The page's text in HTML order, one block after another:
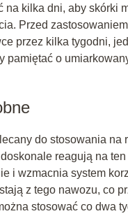
kilka dni, aby skórki
Przed
przez kilka tygodni,
pamiętać o
do stosowania
reagują na
i wzmacnia system
z tego nawozu, co
stosować co dwa